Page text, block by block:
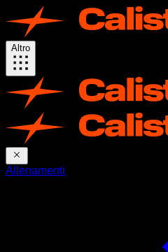
Altro
Allenamenti